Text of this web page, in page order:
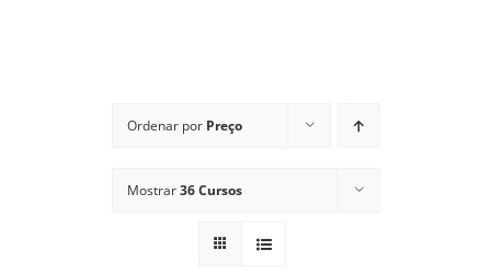
Financiado
Ordenar por Preço
Mostrar36 Cursos